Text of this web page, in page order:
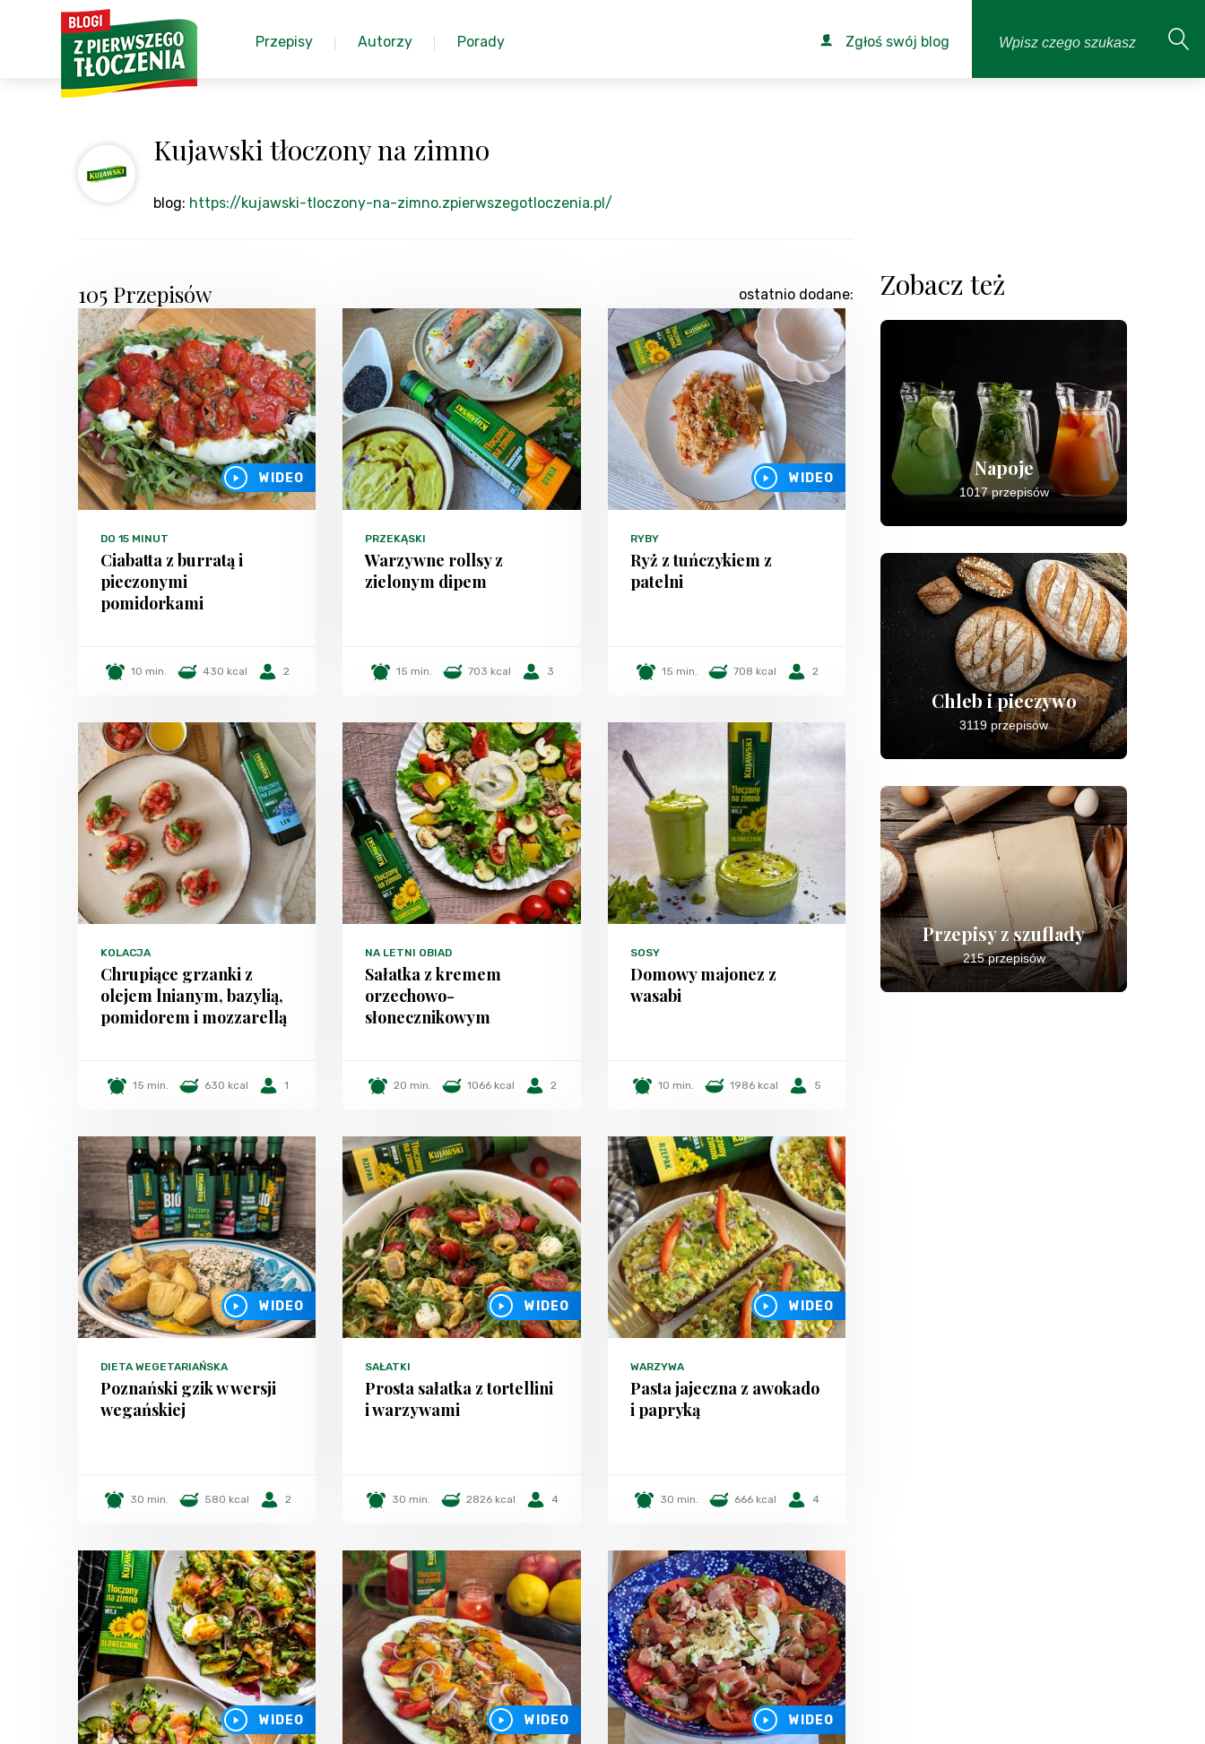
Przepisy Autorzy Porady Zgłoś swój blog
Kujawski tłoczony na zimno
blog: https://kujawski-tloczony-na-zimno.zpierwszegotloczenia.pl/
105 Przepisów ostatnio dodane:
WIDEO
DO 15 MINUT
Ciabatta z burratą i
pieczonymi
pomidorkami
10 min. 430 kcal 2
PRZEKĄSKI
Warzywne rollsy z
zielonym dipem
15 min. 703 kcal 3
WIDEO
RYBY
Ryż z tuńczykiem z
patelni
15 min. 708 kcal 2
KOLACJA
Chrupiące grzanki z
olejem lnianym, bazylią,
pomidorem i mozzarellą
15 min. 630 kcal 1
NA LETNI OBIAD
Sałatka z kremem
orzechowo-
słonecznikowym
20 min. 1066 kcal 2
SOSY
Domowy majonez z
wasabi
10 min. 1986 kcal 5
WIDEO
DIETA WEGETARIAŃSKA
Poznański gzik w wersji
wegańskiej
30 min. 580 kcal 2
WIDEO
SAŁATKI
Prosta sałatka z tortellini
i warzywami
30 min. 2826 kcal 4
WIDEO
WARZYWA
Pasta jajeczna z awokado
i papryką
30 min. 666 kcal 4
WIDEO WIDEO WIDEO
Zobacz też
Napoje
1017 przepisów
Chleb i pieczywo
3119 przepisów
Przepisy z szuflady
215 przepisów